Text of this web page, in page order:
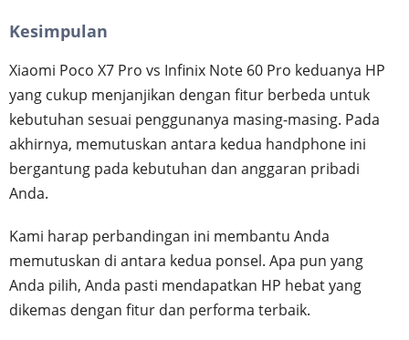
Kesimpulan
Xiaomi Poco X7 Pro vs Infinix Note 60 Pro keduanya HP
yang cukup menjanjikan dengan fitur berbeda untuk
kebutuhan sesuai penggunanya masing-masing. Pada
akhirnya, memutuskan antara kedua handphone ini
bergantung pada kebutuhan dan anggaran pribadi
Anda.
Kami harap perbandingan ini membantu Anda
memutuskan di antara kedua ponsel. Apa pun yang
Anda pilih, Anda pasti mendapatkan HP hebat yang
dikemas dengan fitur dan performa terbaik.